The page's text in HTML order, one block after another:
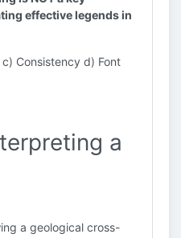
effective legends in
Consistency d) Font
a
a geological cross-